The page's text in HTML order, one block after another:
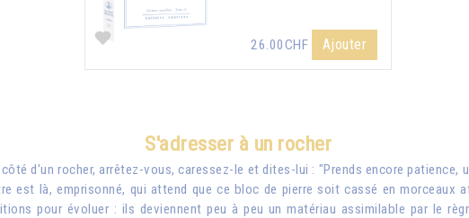
26.00CHF Ajouter
S'adresser à un rocher
d'un rocher, arrêtez-vous, caressez-le et dites-lui : "Prends encore patience,
est là, emprisonné, qui attend que ce bloc de pierre soit cassé en morceaux
pour évoluer : ils deviennent peu à peu un matériau assimilable par le